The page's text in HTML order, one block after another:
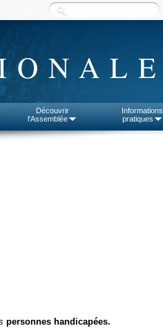
Découvrir
l'Assemblée
Informations
pratiques
personnes handicapées.